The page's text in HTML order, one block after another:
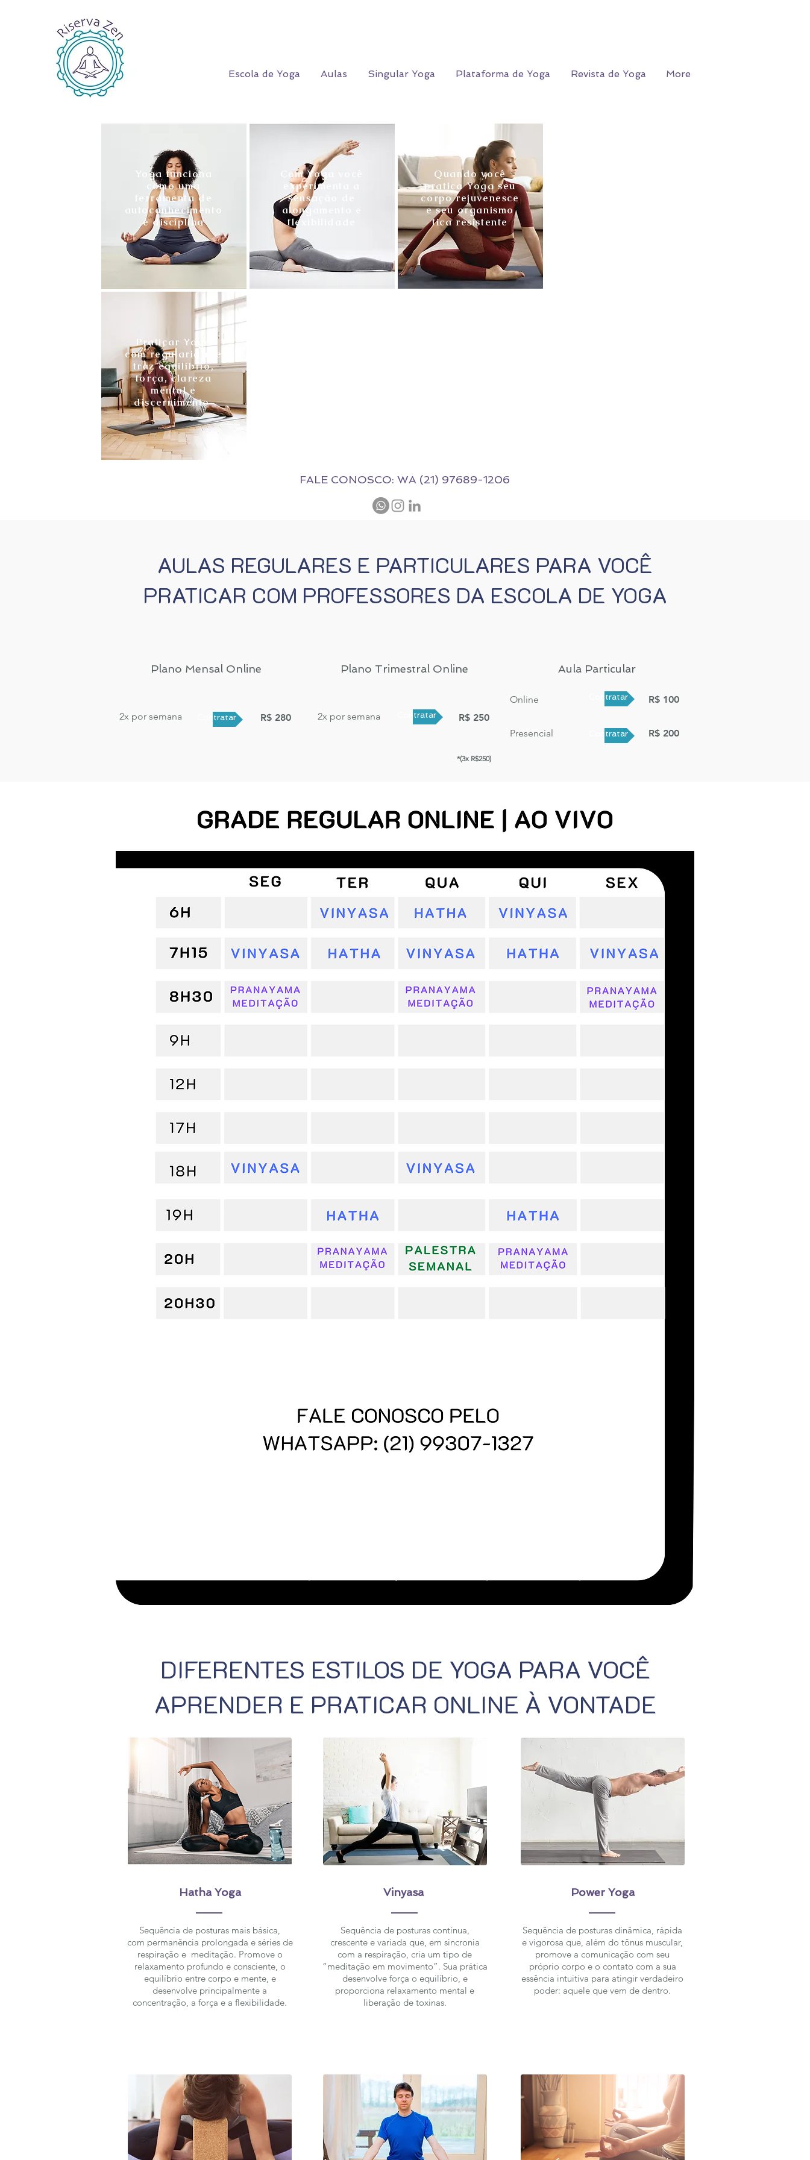
Escola de Yoga Aulas Singular Yoga Plataforma de Yoga Revista de Yoga More
Yoga funciona
como uma
ferramenta de
autoconhecimento
e disciplina
Com Yoga você
experimenta a
sensação de
alongamento e
flexibilidade
Quando você
pratica Yoga seu
corpo rejuvenesce
e seu organismo
fica resistente
Praticar Yoga
com regularidade
traz equilíbrio,
força, clareza
mental e
discernimento
FALE CONOSCO: WA (21) 97689-1206
AULAS REGULARES E PARTICULARES PARA VOCÊ
PRATICAR COM PROFESSORES DA ESCOLA DE YOGA
Plano Mensal Online
2x por semana R$ 280
Contratar
Plano Trimestral Online
2x por semana R$ 250
Contratar
*(3x R$250)
Aula Particular
Online
Presencial
R$ 100
R$ 200
Contratar
Contratar
DIFERENTES ESTILOS DE YOGA PARA VOCÊ
APRENDER E PRATICAR ONLINE À VONTADE
Hatha Yoga
Sequência de posturas mais básica,
com permanência prolongada e séries de
respiração e meditação. Promove o
relaxamento profundo e consciente, o
equilíbrio entre corpo e mente, e
desenvolve principalmente a
concentração, a força e a flexibilidade.
Vinyasa
Sequência de posturas contínua,
crescente e variada que, em sincronia
com a respiração, cria um tipo de
“meditação em movimento”. Sua prática
desenvolve força o equilíbrio, e
proporciona relaxamento mental e
liberação de toxinas.
Power Yoga
Sequência de posturas dinâmica, rápida
e vigorosa que, além do tônus muscular,
promove a comunicação com seu
próprio corpo e o contato com a sua
essência intuitiva para atingir verdadeiro
poder: aquele que vem de dentro.